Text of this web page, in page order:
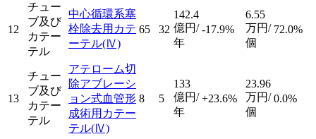
12
チュー
ブ及び
カテー
テル
中心循環系塞
栓除去用カテ
ーテル(Ⅳ)
65 32
142.4
億円/
年
-17.9%
6.55
万円/
個
72.0%
13
チュー
ブ及び
カテー
テル
アテローム切
除アブレーシ
ョン式血管形
成術用カテー
テル(Ⅳ)
8 5
133
億円/
年
+23.6%
23.96
万円/
個
0.0%